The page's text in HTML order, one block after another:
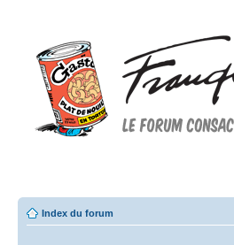
Index du forum